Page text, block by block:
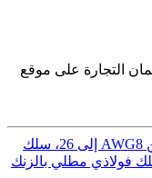
التجارة على موقع
سلك مجلفن بالغمس الساخن من AWG8 إلى 26، سلك
سلك مجلفن 1.8 مم، سلك فولاذي مطلي بالزنك